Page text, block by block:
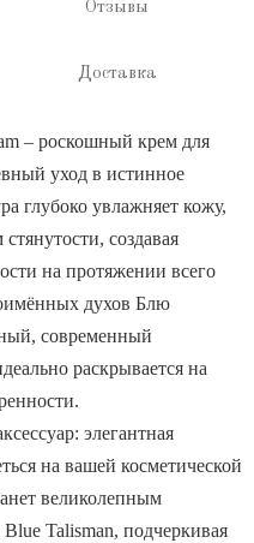
Отзывы
Доставка
– роскошный крем для
уход в истинное
глубоко увлажняет кожу,
создавая
на протяжении всего
духов Блю
современный
раскрывается на
элегантная
на вашей косметической
великолепным
Talisman, подчеркивая